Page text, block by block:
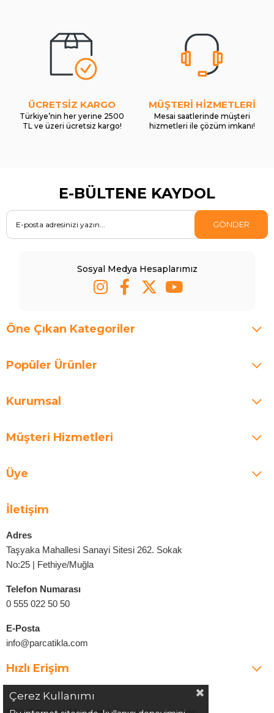
ÜCRETSİZ KARGO
Türkiye’nin her yerine 2500
TL ve üzeri ücretsiz kargo!
MÜŞTERİ HİZMETLERİ
Mesai saatlerinde müşteri
hizmetleri ile çözüm imkanı!
E-BÜLTENE KAYDOL
GÖNDER
Sosyal Medya Hesaplarımız
Öne Çıkan Kategoriler
Popüler Ürünler
Kurumsal
Müşteri Hizmetleri
Üye
İletişim
Adres
Taşyaka Mahallesi Sanayi Sitesi 262. Sokak
No:25 | Fethiye/Muğla
Telefon Numarası
0 555 022 50 50
E-Posta
info@parcatikla.com
Hızlı Erişim
Çerez Kullanımı